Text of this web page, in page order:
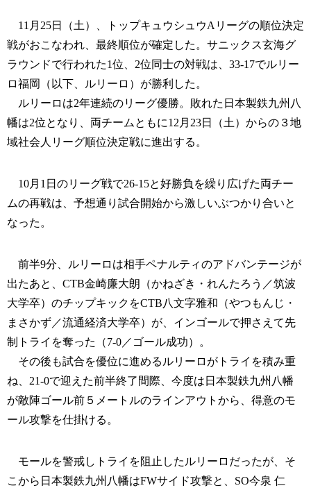
11月25日（土）、トップキュウシュウAリーグの順位決定
戦がおこなわれ、最終順位が確定した。サニックス玄海グ
ラウンドで行われた1位、2位同士の対戦は、33-17でルリー
ロ福岡（以下、ルリーロ）が勝利した。
ルリーロは2年連続のリーグ優勝。敗れた日本製鉄九州八
幡は2位となり、両チームともに12月23日（土）からの３地
域社会人リーグ順位決定戦に進出する。
10月1日のリーグ戦で26-15と好勝負を繰り広げた両チー
ムの再戦は、予想通り試合開始から激しいぶつかり合いと
なった。
前半9分、ルリーロは相手ペナルティのアドバンテージが
出たあと、CTB金崎廉大朗（かねざき・れんたろう／筑波
大学卒）のチップキックをCTB八文字雅和（やつもんじ・
まさかず／流通経済大学卒）が、インゴールで押さえて先
制トライを奪った（7-0／ゴール成功）。
その後も試合を優位に進めるルリーロがトライを積み重
ね、21-0で迎えた前半終了間際、今度は日本製鉄九州八幡
が敵陣ゴール前５メートルのラインアウトから、得意のモ
ール攻撃を仕掛ける。
モールを警戒しトライを阻止したルリーロだったが、そ
こから日本製鉄九州八幡はFWサイド攻撃と、SO今泉 仁